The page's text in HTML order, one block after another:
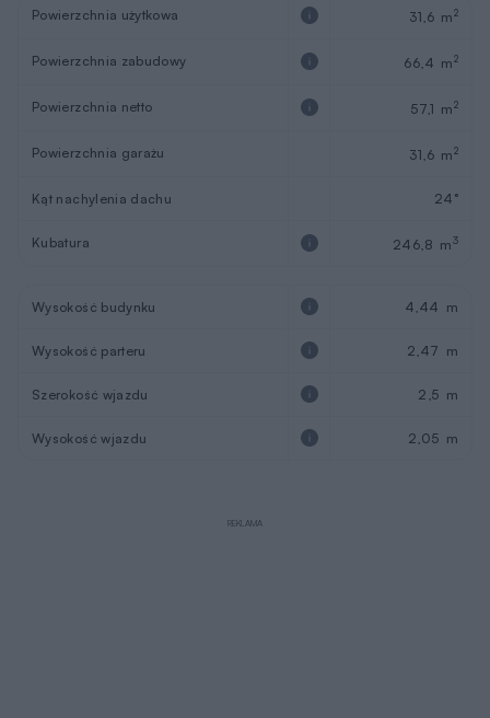
Powierzchnia użytkowa 31,6 m2
Powierzchnia zabudowy 66,4 m2
Powierzchnia netto 57,1 m2
Powierzchnia garażu 31,6 m2
Kąt nachylenia dachu 24°
Kubatura 246,8 m3
Wysokość budynku 4,44 m
Wysokość parteru 2,47 m
Szerokość wjazdu 2,5 m
Wysokość wjazdu 2,05 m
REKLAMA